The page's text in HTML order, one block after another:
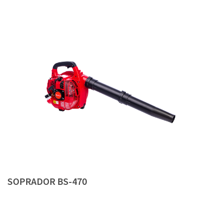
SOPRADOR BS-470